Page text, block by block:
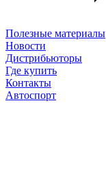
Полезные материалы
Новости
Дистрибьюторы
Где купить
Контакты
Автоспорт